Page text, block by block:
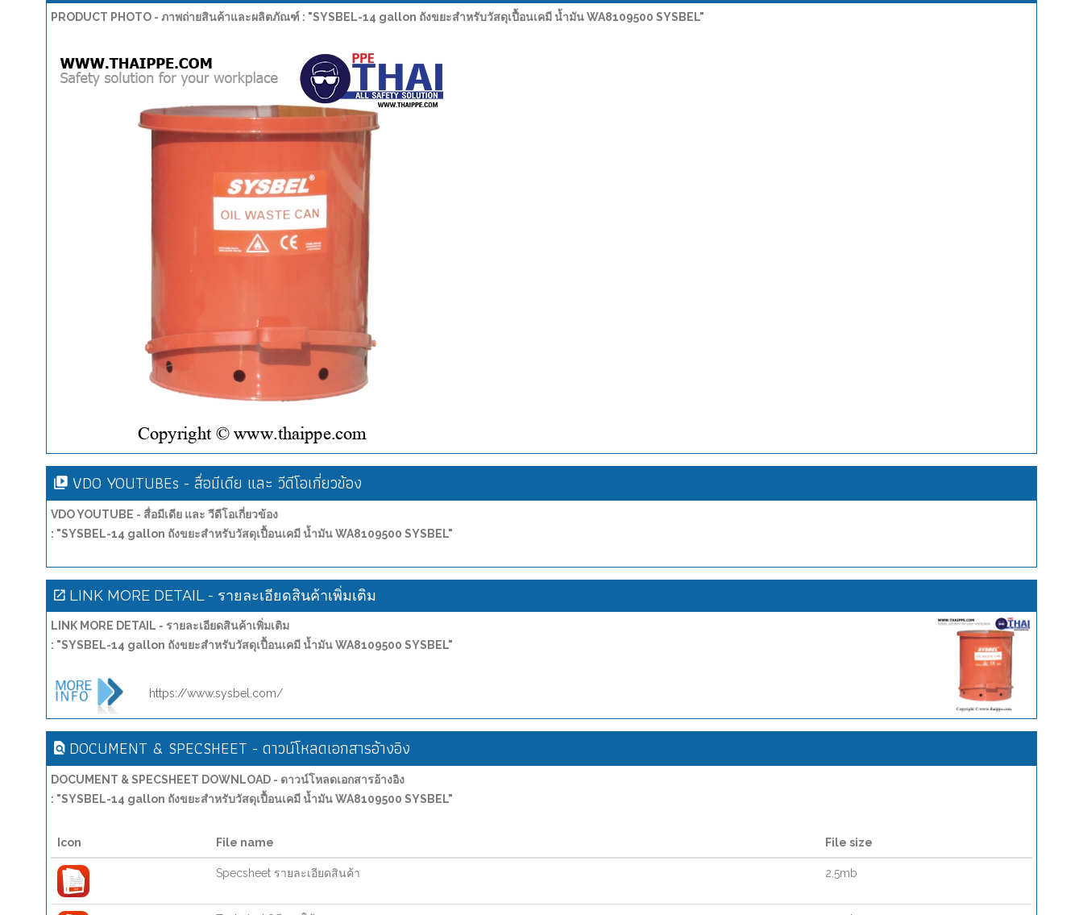
PRODUCT PHOTO - ภาพถ่ายสินค้าและผลิตภัณฑ์ : "SYSBEL-14 gallon ถังขยะสำหรับวัสดุเปื้อนเคมี น้ำมัน WA8109500 SYSBEL"
VDO YOUTUBEs - สื่อมีเดีย และ วีดีโอเกี่ยวข้อง
VDO YOUTUBE - สื่อมีเดีย และ วีดีโอเกี่ยวข้อง
: "SYSBEL-14 gallon ถังขยะสำหรับวัสดุเปื้อนเคมี น้ำมัน WA8109500 SYSBEL"
LINK MORE DETAIL - รายละเอียดสินค้าเพิ่มเติม
LINK MORE DETAIL - รายละเอียดสินค้าเพิ่มเติม
: "SYSBEL-14 gallon ถังขยะสำหรับวัสดุเปื้อนเคมี น้ำมัน WA8109500 SYSBEL"
https://www.sysbel.com/
DOCUMENT & SPECSHEET - ดาวน์โหลดเอกสารอ้างอิง
DOCUMENT & SPECSHEET DOWNLOAD - ดาวน์โหลดเอกสารอ้างอิง
: "SYSBEL-14 gallon ถังขยะสำหรับวัสดุเปื้อนเคมี น้ำมัน WA8109500 SYSBEL"
Icon File name File size
Specsheet รายละเอียดสินค้า 2.5mb